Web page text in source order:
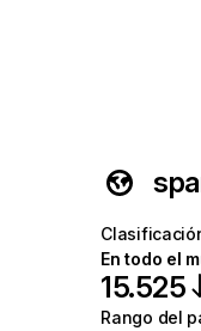
En todo el
15.525
Rango del